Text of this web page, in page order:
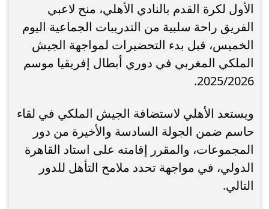
الأول لكرة القدم بالنادي الأهلي، منح لاعبي
الفريق راحة سلبية من التدريبات الجماعية اليوم
الخميس، قبل بدء التحضيرات لمواجهة الجيش
الملكي المغربي في دوري أبطال إفريقيا موسم
2025/2026.
ويستعد الأهلي لاستضافة الجيش الملكي في لقاء
حاسم ضمن الجولة السادسة والأخيرة من دور
المجموعات، والمقرر إقامته على استاد القاهرة
الدولي، في مواجهة تحدد ملامح التأهل للدور
التالي.